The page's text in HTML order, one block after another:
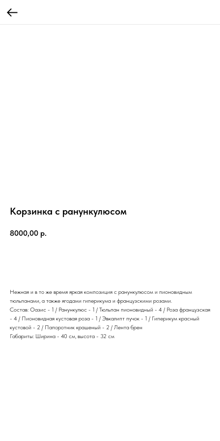
Корзинка с ранункулюсом
8000,00 р.
Нежная и в то же время яркая композиция с ранункулюсом и пионовидным
тюльпанами, а также ягодами гиперикума и французскими розами.
Состав: Оазис - 1 / Ранункулюс - 1 / Тюльпан пионовидный - 4 / Роза французская
- 4 / Пионовидная кустовая роза - 1 / Эвкалипт пучок - 1 / Гиперикум красный
кустовой - 2 / Папоротник крашеный - 2 / Лента брен
Габариты: Ширина - 40 см, высота - 32 см